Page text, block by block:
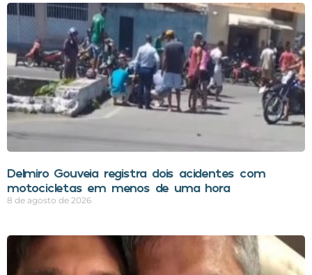
Delmiro Gouveia registra dois acidentes com
motocicletas em menos de uma hora
8 de agosto de 2026